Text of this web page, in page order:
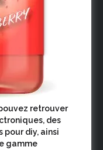
retrouver
des
pour diy, ainsi
gamme